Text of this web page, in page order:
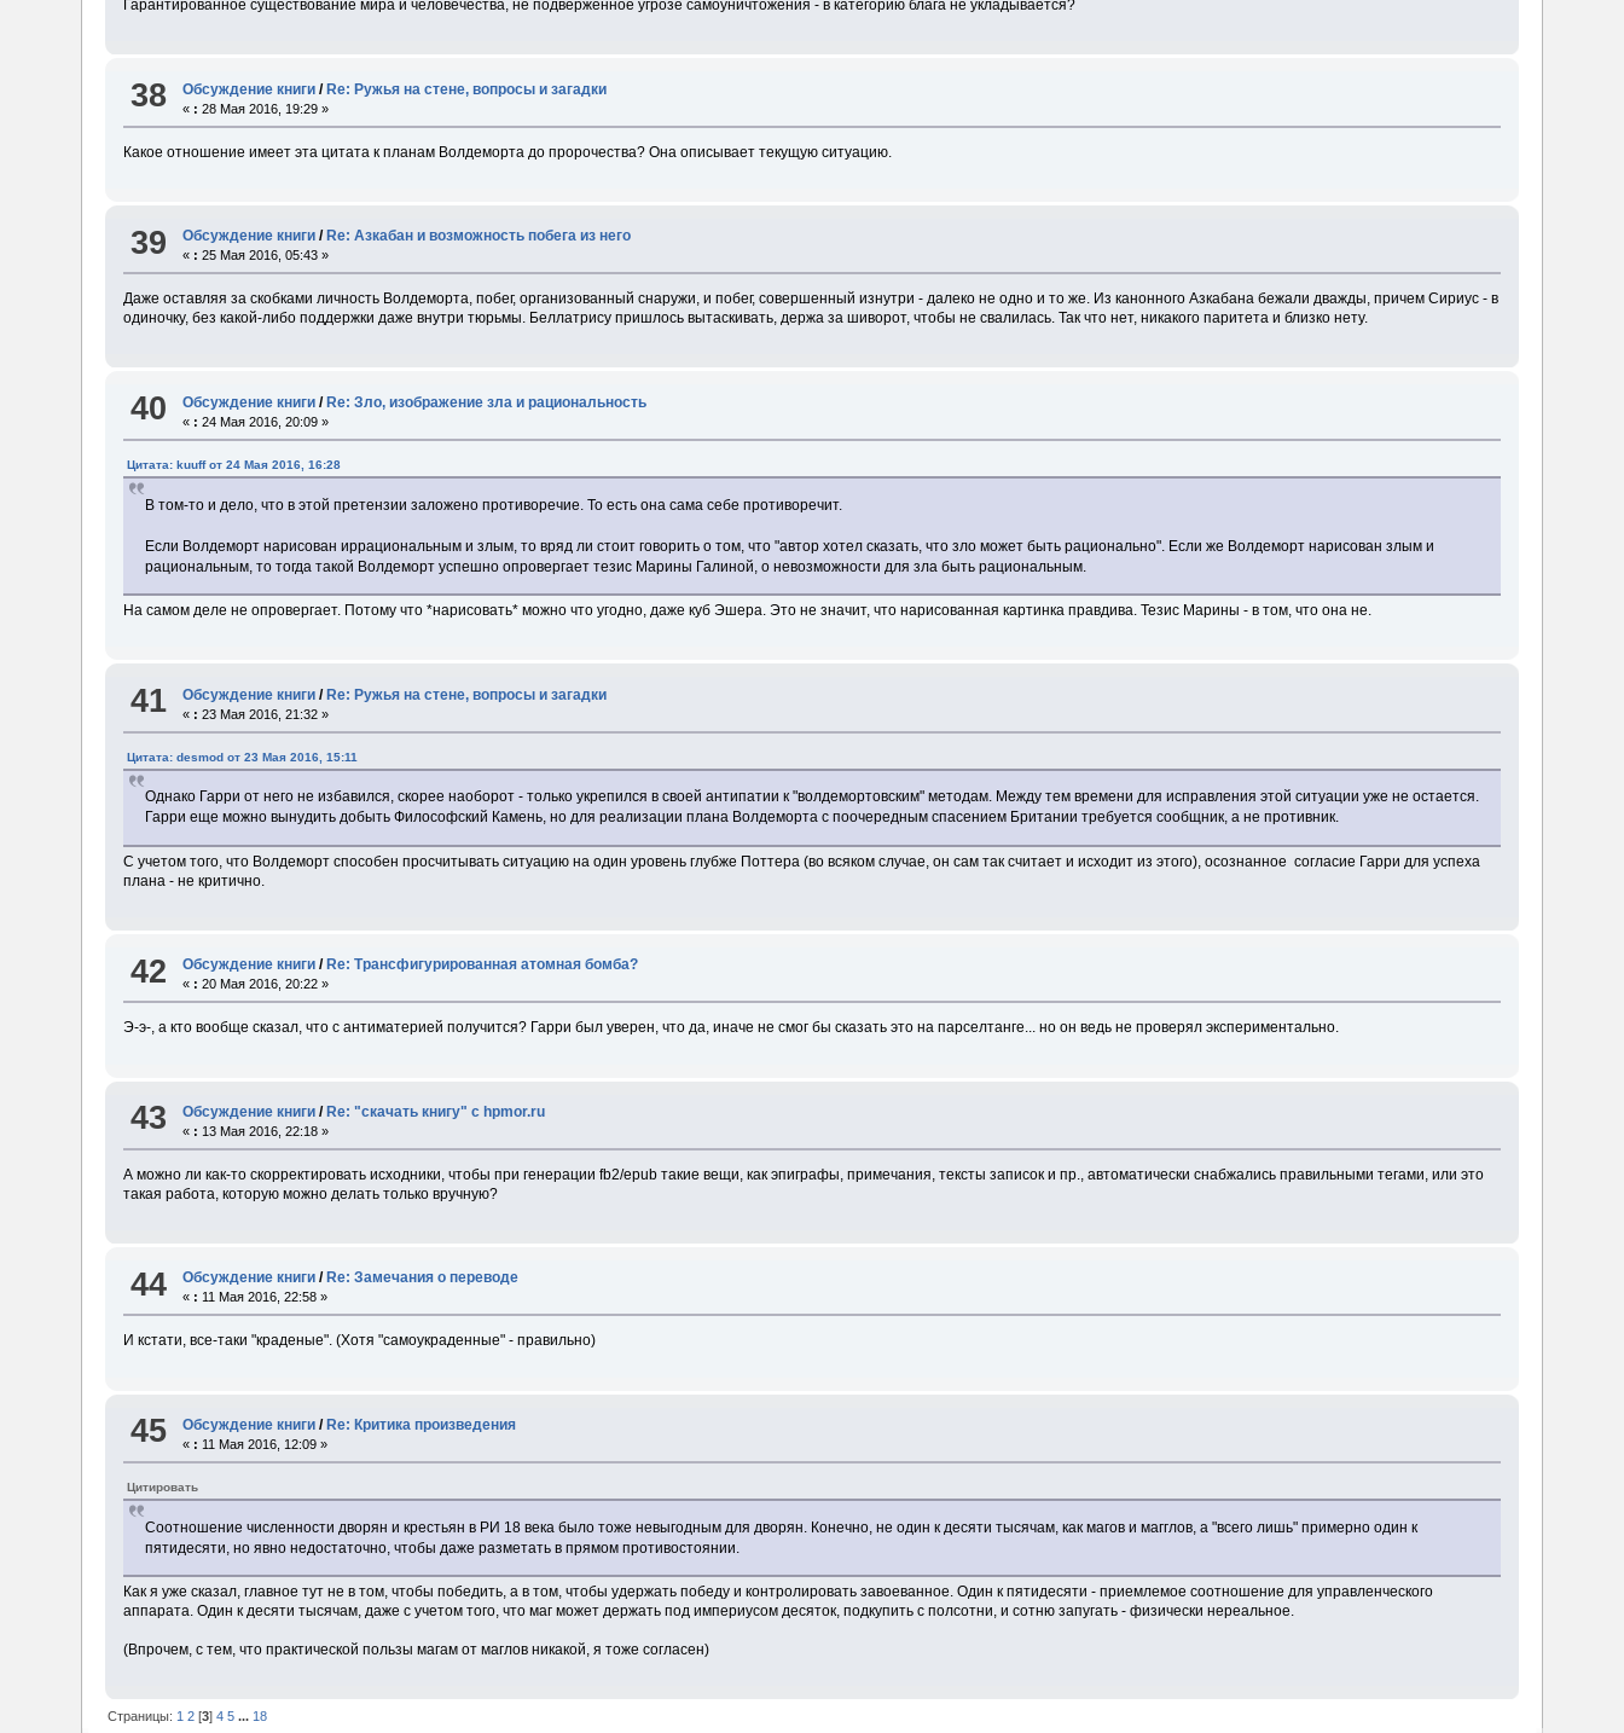
Гарантированное существование мира и человечества, не подверженное угрозе самоуничтожения - в категорию блага не укладывается?
38 Обсуждение книги /Re: Ружья на стене, вопросы и загадки
« : 28 Мая 2016, 19:29 »
Какое отношение имеет эта цитата к планам Волдеморта до пророчества? Она описывает текущую ситуацию.
39 Обсуждение книги / Re: Азкабан и возможность побега из него
« : 25 Мая 2016, 05:43 »
Даже оставляя за скобками личность Волдеморта, побег, организованный снаружи, и побег, совершенный изнутри - далеко не одно и то же. Из канонного Азкабана бежали дважды, причем Сириус - в
одиночку, без какой-либо поддержки даже внутри тюрьмы. Беллатрису пришлось вытаскивать, держа за шиворот, чтобы не свалилась. Так что нет, никакого паритета и близко нету.
40 Обсуждение книги /Re: Зло, изображение зла и рациональность
« : 24 Мая 2016, 20:09 »
Цитата: kuuff от 24 Мая 2016, 16:28
В том-то и дело, что в этой претензии заложено противоречие. То есть она сама себе противоречит.
Если Волдеморт нарисован иррациональным и злым, то вряд ли стоит говорить о том, что "автор хотел сказать, что зло может быть рационально". Если же Волдеморт нарисован злым и
рациональным, то тогда такой Волдеморт успешно опровергает тезис Марины Галиной, о невозможности для зла быть рациональным.
На самом деле не опровергает. Потому что *нарисовать* можно что угодно, даже куб Эшера. Это не значит, что нарисованная картинка правдива. Тезис Марины - в том, что она не.
41 Обсуждение книги /Re: Ружья на стене, вопросы и загадки
« : 23 Мая 2016, 21:32 »
Цитата: desmod от 23 Мая 2016, 15:11
Однако Гарри от него не избавился, скорее наоборот - только укрепился в своей антипатии к "волдемортовским" методам. Между тем времени для исправления этой ситуации уже не остается.
Гарри еще можно вынудить добыть Философский Камень, но для реализации плана Волдеморта с поочередным спасением Британии требуется сообщник, а не противник.
С учетом того, что Волдеморт способен просчитывать ситуацию на один уровень глубже Поттера (во всяком случае, он сам так считает и исходит из этого), осознанное согласие Гарри для успеха
плана - не критично.
42 Обсуждение книги / Re: Трансфигурированная атомная бомба?
« : 20 Мая 2016, 20:22 »
Э-э-, а кто вообще сказал, что с антиматерией получится? Гарри был уверен, что да, иначе не смог бы сказать это на парселтанге... но он ведь не проверял экспериментально.
43 Обсуждение книги /Re: "скачать книгу" с hpmor.ru
« : 13 Мая 2016, 22:18 »
А можно ли как-то скорректировать исходники, чтобы при генерации fb2/epub такие вещи, как эпиграфы, примечания, тексты записок и пр., автоматически снабжались правильными тегами, или это
такая работа, которую можно делать только вручную?
44 Обсуждение книги / Re: Замечания о переводе
« : 11 Мая 2016, 22:58 »
И кстати, все-таки "краденые". (Хотя "самоукраденные" - правильно)
45 Обсуждение книги /Re: Критика произведения
« : 11 Мая 2016, 12:09 »
Цитировать
Соотношение численности дворян и крестьян в РИ 18 века было тоже невыгодным для дворян. Конечно, не один к десяти тысячам, как магов и магглов, а "всего лишь" примерно один к
пятидесяти, но явно недостаточно, чтобы даже разметать в прямом противостоянии.
Как я уже сказал, главное тут не в том, чтобы победить, а в том, чтобы удержать победу и контролировать завоеванное. Один к пятидесяти - приемлемое соотношение для управленческого
аппарата. Один к десяти тысячам, даже с учетом того, что маг может держать под империусом десяток, подкупить с полсотни, и сотню запугать - физически нереальное.
(Впрочем, с тем, что практической пользы магам от маглов никакой, я тоже согласен)
Страницы: 1 2 [3]4 5 ... 18